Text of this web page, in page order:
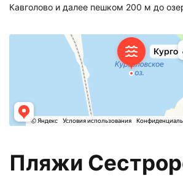
Кавголово и далее пешком 200 м до
Пляжи